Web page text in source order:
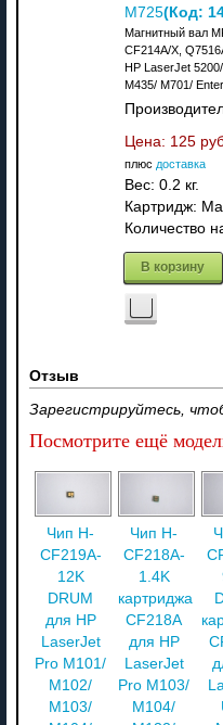
M725(Код:
Магнитный вал
CF214A/X,
HP LaserJet
M435/ M701/
Цена: 125
плюс доставка
Вес: 0.2 кг.
Картридж:
Количество
В корзину
Отзыв
Зарегистрируйтесь,
Посмотрите ещё
Чип H-
CF219A-
12K
DRUM
для HP
LaserJet
Pro M101/
M102/
M103/
Чип H-
CF218A-
1.4K
картриджа
CF218A
для HP
LaserJet
Pro M103/
M104/